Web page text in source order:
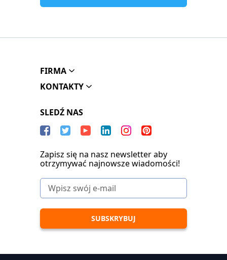
FIRMA
KONTAKTY
SLEDŹ NAS
Zapisz się na nasz newsletter aby
otrzymywać najnowsze wiadomości!